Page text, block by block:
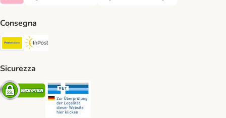
Klarna Payment Method
Consegna
Poste Italiane. Shipping Method
Sicurezza
Security